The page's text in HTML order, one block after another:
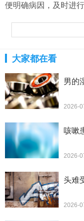
便明确病因，及时进行
大家都在看
男的
2026-
咳嗽
2026-
头难
2026-